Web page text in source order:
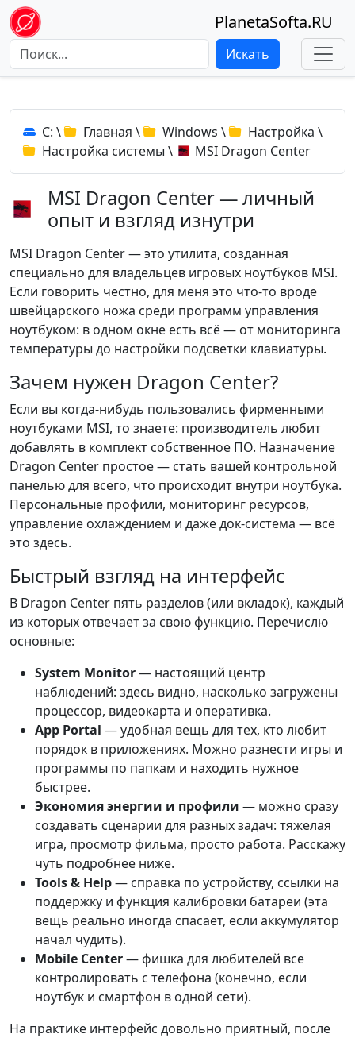
PlanetaSofta.RU
Искать
C: \ Главная \ Windows \ Настройка \
Настройка системы \ MSI Dragon Center
MSI Dragon Center — личный
опыт и взгляд изнутри
MSI Dragon Center — это утилита, созданная
специально для владельцев игровых ноутбуков MSI.
Если говорить честно, для меня это что-то вроде
швейцарского ножа среди программ управления
ноутбуком: в одном окне есть всё — от мониторинга
температуры до настройки подсветки клавиатуры.
Зачем нужен Dragon Center?
Если вы когда-нибудь пользовались фирменными
ноутбуками MSI, то знаете: производитель любит
добавлять в комплект собственное ПО. Назначение
Dragon Center простое — стать вашей контрольной
панелью для всего, что происходит внутри ноутбука.
Персональные профили, мониторинг ресурсов,
управление охлаждением и даже док-система — всё
это здесь.
Быстрый взгляд на интерфейс
В Dragon Center пять разделов (или вкладок), каждый
из которых отвечает за свою функцию. Перечислю
основные:
System Monitor— настоящий центр
наблюдений: здесь видно, насколько загружены
процессор, видеокарта и оперативка.
App Portal — удобная вещь для тех, кто любит
порядок в приложениях. Можно разнести игры и
программы по папкам и находить нужное
быстрее.
Экономия энергии и профили — можно сразу
создавать сценарии для разных задач: тяжелая
игра, просмотр фильма, просто работа. Расскажу
чуть подробнее ниже.
Tools & Help— справка по устройству, ссылки на
поддержку и функция калибровки батареи (эта
вещь реально иногда спасает, если аккумулятор
начал чудить).
Mobile Center— фишка для любителей все
контролировать с телефона (конечно, если
ноутбук и смартфон в одной сети).
На практике интерфейс довольно приятный, после